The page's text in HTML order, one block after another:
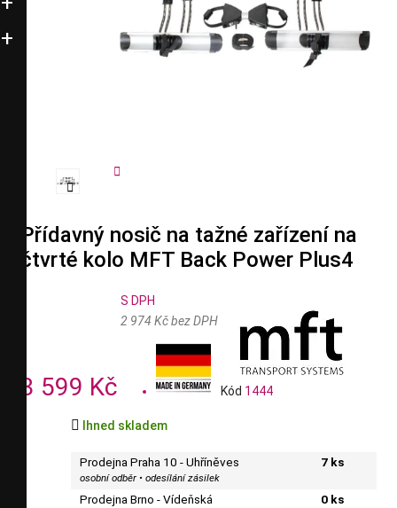


Přídavný nosič na tažné zařízení na
čtvrté kolo MFT Back Power Plus4
3 599 Kč
S DPH
2 974 Kč bez DPH
Kód 1444
 Ihned skladem
Prodejna Praha 10 - Uhříněves
osobní odběr • odesílání zásilek
7 ks
Prodejna Brno - Vídeňská 0 ks